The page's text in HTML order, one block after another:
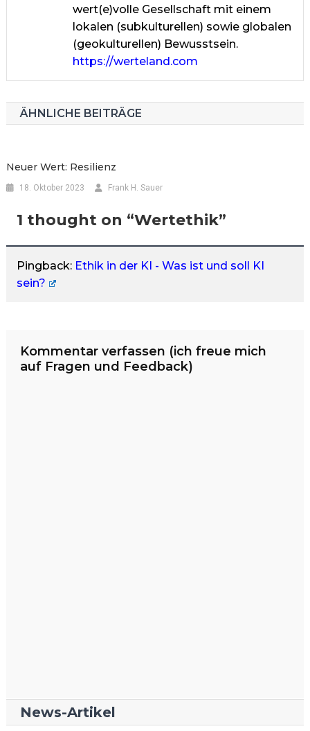
wert(e)volle Gesellschaft mit einem
lokalen (subkulturellen) sowie globalen
(geokulturellen) Bewusstsein.
https://werteland.com
ÄHNLICHE BEITRÄGE
Neuer Wert: Resilienz
18. Oktober 2023 Frank H. Sauer
1 thought on “Wertethik”
Pingback: Ethik in der KI - Was ist und soll KI
sein?
Kommentar verfassen (ich freue mich
auf Fragen und Feedback)
News-Artikel